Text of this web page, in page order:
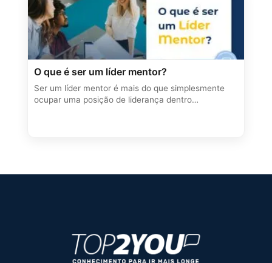
O que é ser um líder mentor?
Ser um líder mentor é mais do que simplesmente
ocupar uma posição de liderança dentro…